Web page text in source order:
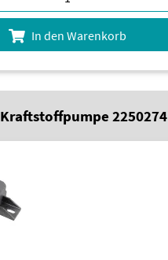
In den Warenkorb
2250274